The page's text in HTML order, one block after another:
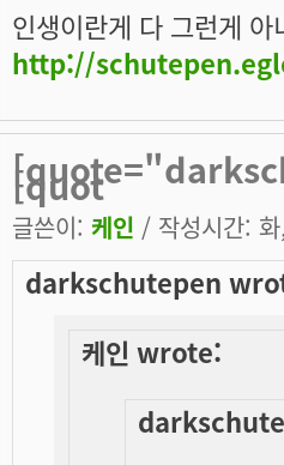
인생이란게 다 그런게
http://
[quot
글쓴이: 케인 / 작성시간:
darkschutepen
케인 wrote: